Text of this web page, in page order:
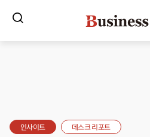
인사이트 데스크 리포트